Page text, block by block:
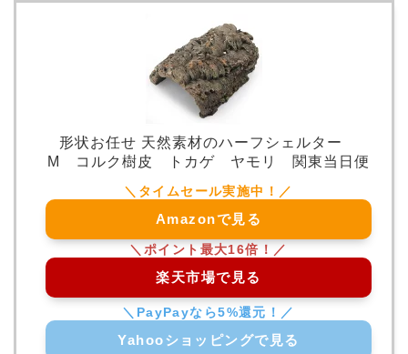
形状お任せ 天然素材のハーフシェルター
M コルク樹皮 トカゲ ヤモリ 関東当日便
Amazonで見る
楽天市場で見る
Yahooショッピングで見る